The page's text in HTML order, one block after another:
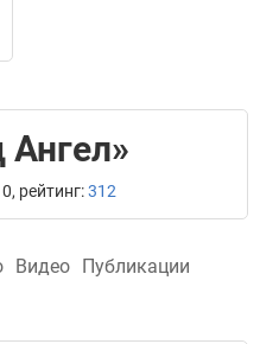
рейтинг:312
Видео Публикации